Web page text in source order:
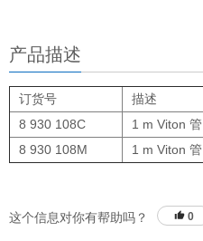
产品描述
订货号
描述
8 930 108C
1 m Viton
8 930 108M
1 m Viton
这个信息对你有帮助吗？ 0